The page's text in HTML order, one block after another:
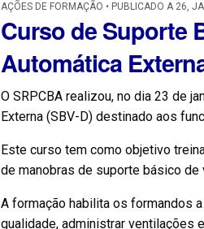
AÇÕES DE FORMAÇÃO • PUBLICADO A 26,
Curso de Suporte
Automática
O SRPCBA realizou, no dia 23 de
Externa (SBV-D) destinado aos
Este curso tem como objetivo
de manobras de suporte básico de
A formação habilita os formandos
qualidade, administrar ventilações